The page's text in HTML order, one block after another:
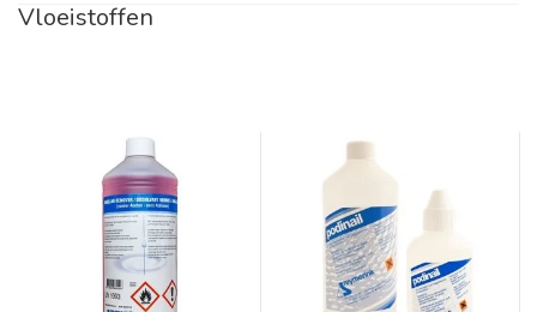
Vloeistoffen